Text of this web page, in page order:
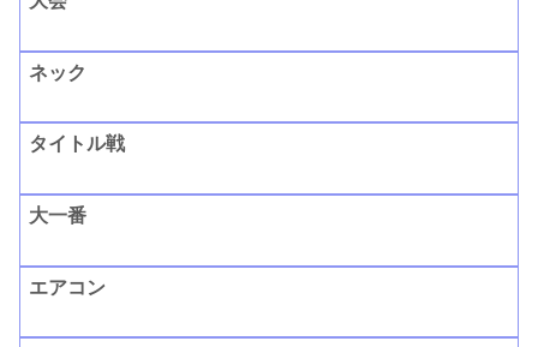
ネック
タイトル戦
大一番
エアコン